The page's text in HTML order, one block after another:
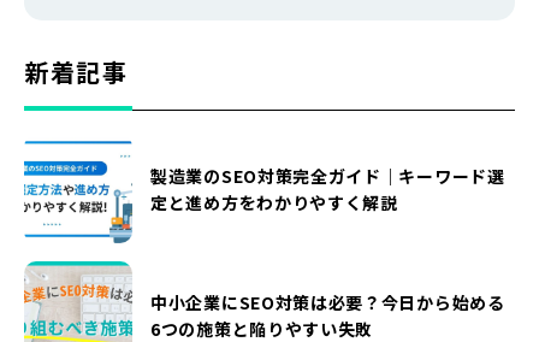
新着記事
製造業のSEO対策完全ガイド｜キーワード選
定と進め方をわかりやすく解説
中小企業にSEO対策は必要？今日から始める
6つの施策と陥りやすい失敗